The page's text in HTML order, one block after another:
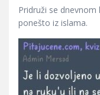
Pridruži se dnevnom
ponešto iz islama.